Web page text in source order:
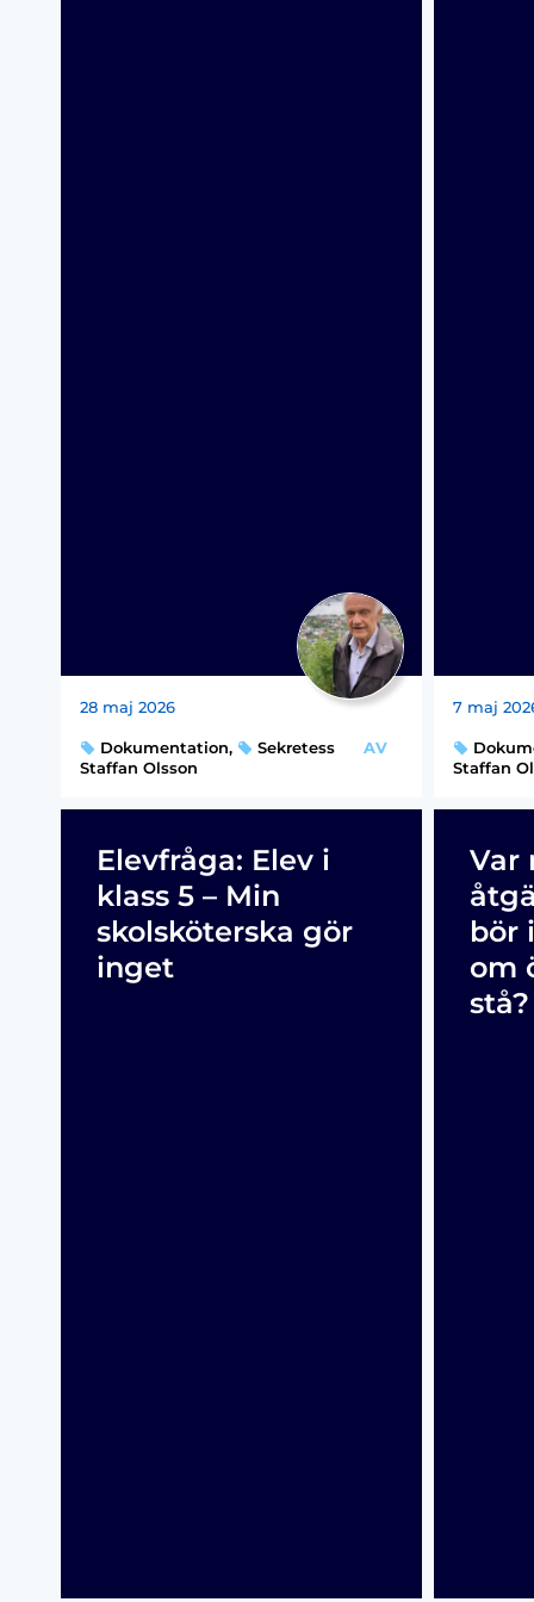
28 maj 2026
Dokumentation, Sekretess
AV
Staffan Olsson
7 maj
Staffan
Elevfråga: Elev i
klass 5 – Min
skolsköterska gör
inget
Var
bör
om
stå?